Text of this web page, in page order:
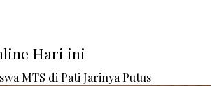
Hari ini
MTS di Pati Jarinya Putus